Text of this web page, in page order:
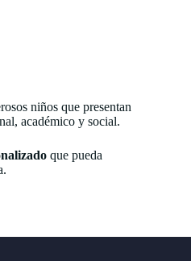
niños que presentan
académico y social.
que pueda